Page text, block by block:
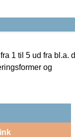
1 til 5 ud fra bl.a.
og